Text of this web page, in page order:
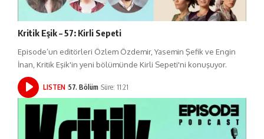
Kritik Eşik – 57: Kirli Sepeti
Episode’un editörleri Özlem Özdemir, Yasemin Şefik ve Engin
İnan, Kritik Eşik'in yeni bölümünde Kirli Sepeti'ni konuşuyor.
LISTEN 57. Bölüm Süre: 11:21